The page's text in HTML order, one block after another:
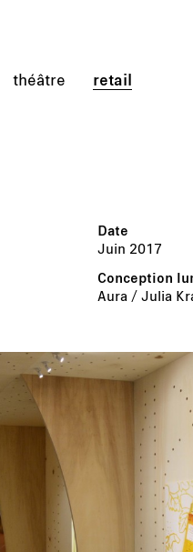
théâtre retail
Juin 2017
Aura / Julia